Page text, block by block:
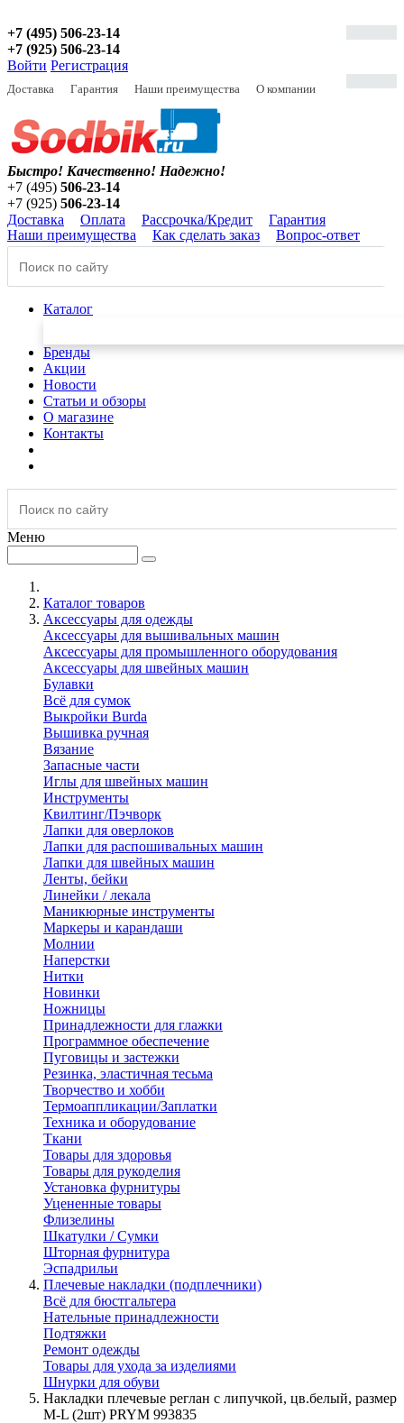
+7 (495) 506-23-14
+7 (925) 506-23-14
Войти Регистрация
Доставка Гарантия Наши преимущества О компании
Быстро! Качественно! Надежно!
+7 (495) 506-23-14
+7 (925) 506-23-14
Доставка
Оплата Рассрочка/Кредит
Гарантия
Наши преимущества
Как сделать заказ Вопрос-ответ
Каталог
Бренды
Акции
Новости
Статьи и обзоры
О магазине
Контакты
Меню
Каталог товаров
Аксессуары для одежды
Аксессуары для вышивальных машин
Аксессуары для промышленного оборудования
Аксессуары для швейных машин
Булавки
Всё для сумок
Выкройки Burda
Вышивка ручная
Вязание
Запасные части
Иглы для швейных машин
Инструменты
Квилтинг/Пэчворк
Лапки для оверлоков
Лапки для распошивальных машин
Лапки для швейных машин
Ленты, бейки
Линейки / лекала
Маникюрные инструменты
Маркеры и карандаши
Молнии
Наперстки
Нитки
Новинки
Ножницы
Принадлежности для глажки
Программное обеспечение
Пуговицы и застежки
Резинка, эластичная тесьма
Творчество и хобби
Термоаппликации/Заплатки
Техника и оборудование
Ткани
Товары для здоровья
Товары для рукоделия
Установка фурнитуры
Уцененные товары
Флизелины
Шкатулки / Сумки
Шторная фурнитура
Эспадрильи
Плечевые накладки (подплечники)
Всё для бюстгальтера
Нательные принадлежности
Подтяжки
Ремонт одежды
Товары для ухода за изделиями
Шнурки для обуви
Накладки плечевые реглан с липучкой, цв.белый, размер
M-L (2шт) PRYM 993835